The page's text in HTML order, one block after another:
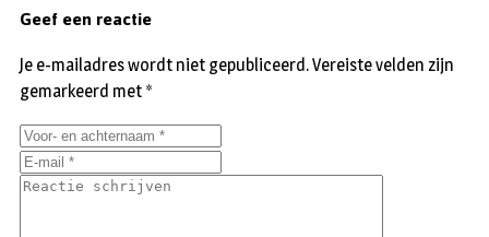
Geef een reactie
Je e-mailadres wordt niet gepubliceerd.Vereiste velden zijn
gemarkeerd met *